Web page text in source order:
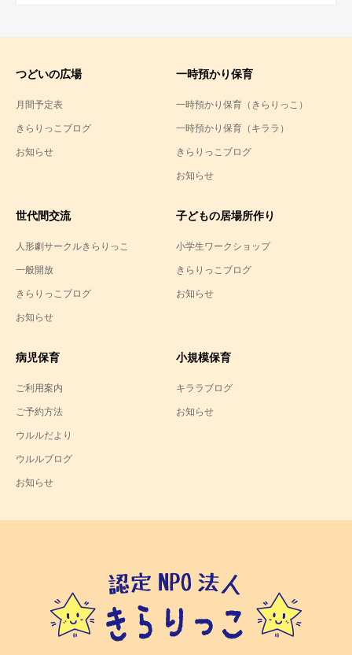
つどいの広場
月間予定表
きらりっこブログ
お知らせ
一時預かり保育
一時預かり保育（きらりっこ）
一時預かり保育（キララ）
きらりっこブログ
お知らせ
世代間交流
人形劇サークルきらりっこ
一般開放
きらりっこブログ
お知らせ
子どもの居場所作り
小学生ワークショップ
きらりっこブログ
お知らせ
病児保育
ご利用案内
ご予約方法
ウルルだより
ウルルブログ
お知らせ
小規模保育
キララブログ
お知らせ